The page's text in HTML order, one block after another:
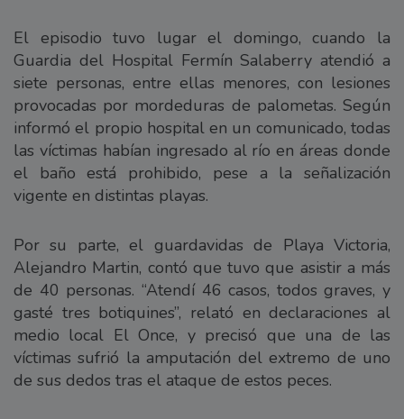
El episodio tuvo lugar el domingo, cuando la
Guardia del Hospital Fermín Salaberry atendió a
siete personas, entre ellas menores, con lesiones
provocadas por mordeduras de palometas. Según
informó el propio hospital en un comunicado, todas
las víctimas habían ingresado al río en áreas donde
el baño está prohibido, pese a la señalización
vigente en distintas playas.
Por su parte, el guardavidas de Playa Victoria,
Alejandro Martin, contó que tuvo que asistir a más
de 40 personas. “Atendí 46 casos, todos graves, y
gasté tres botiquines”, relató en declaraciones al
medio local El Once, y precisó que una de las
víctimas sufrió la amputación del extremo de uno
de sus dedos tras el ataque de estos peces.